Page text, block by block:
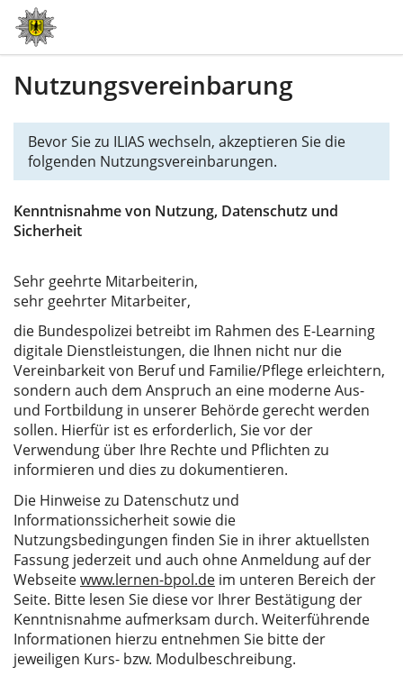
Nutzungsvereinbarung
Bevor Sie zu ILIAS wechseln, akzeptieren Sie die
folgenden Nutzungsvereinbarungen.
Kenntnisnahme von Nutzung, Datenschutz und
Sicherheit
Sehr geehrte Mitarbeiterin,
sehr geehrter Mitarbeiter,
die Bundespolizei betreibt im Rahmen des E-Learning
digitale Dienstleistungen, die Ihnen nicht nur die
Vereinbarkeit von Beruf und Familie/Pflege erleichtern,
sondern auch dem Anspruch an eine moderne Aus-
und Fortbildung in unserer Behörde gerecht werden
sollen. Hierfür ist es erforderlich, Sie vor der
Verwendung über Ihre Rechte und Pflichten zu
informieren und dies zu dokumentieren.
Die Hinweise zu Datenschutz und
Informationssicherheit sowie die
Nutzungsbedingungen finden Sie in ihrer aktuellsten
Fassung jederzeit und auch ohne Anmeldung auf der
Webseitewww.lernen-bpol.de im unteren Bereich der
Seite. Bitte lesen Sie diese vor Ihrer Bestätigung der
Kenntnisnahme aufmerksam durch. Weiterführende
Informationen hierzu entnehmen Sie bitte der
jeweiligen Kurs- bzw. Modulbeschreibung.